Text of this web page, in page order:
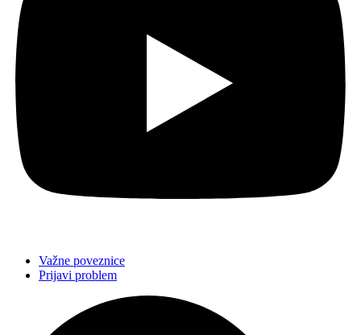
Važne poveznice
Prijavi problem